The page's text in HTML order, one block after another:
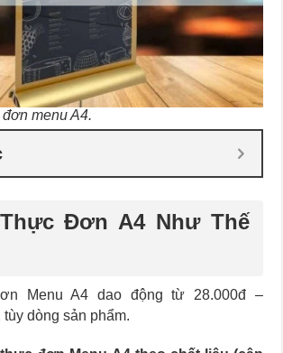
menu A4.
Đơn A4 Như Thế
Menu A4 dao động từ 28.000đ –
dòng sản phẩm.